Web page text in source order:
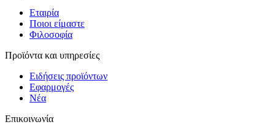
Εταιρία
Ποιοι είμαστε
Φιλοσοφία
Προϊόντα και υπηρεσίες
Ειδήσεις προϊόντων
Εφαρμογές
Νέα
Επικοινωνία